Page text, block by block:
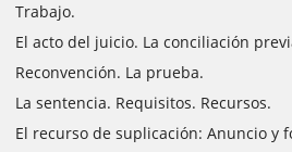
Trabajo.
El acto del juicio. La conciliación
Reconvención. La prueba.
La sentencia. Requisitos. Recursos.
El recurso de suplicación: Anuncio y